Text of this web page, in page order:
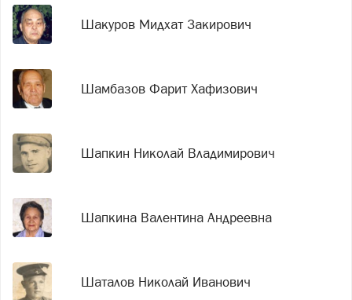
Шакуров Мидхат Закирович
Шамбазов Фарит Хафизович
Шапкин Николай Владимирович
Шапкина Валентина Андреевна
Шаталов Николай Иванович